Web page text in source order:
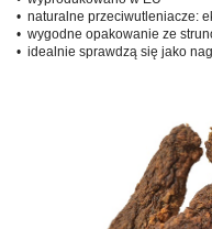
• naturalne przeciwutleniacze:
• wygodne opakowanie ze
• idealnie sprawdzą się jako